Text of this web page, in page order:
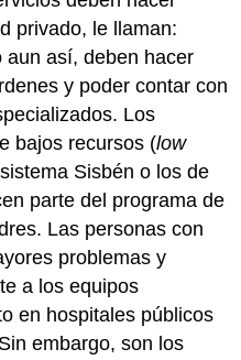
privado, le llaman:
aun así, deben hacer
y poder contar con
Los
bajos recursos (low
Sisbén o los de
parte del programa de
Las personas con
problemas y
a los equipos
en hospitales públicos
embargo, son los